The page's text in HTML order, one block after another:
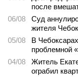
В регионе
борьбе керешу